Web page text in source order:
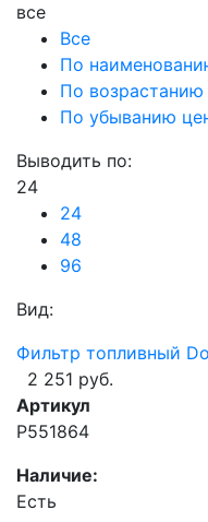
все
Все
По
По
По убыванию
Выводить по:
24
24
48
96
Вид:
Фильтр топливный
2 251 руб.
Артикул
P551864
Наличие:
Есть